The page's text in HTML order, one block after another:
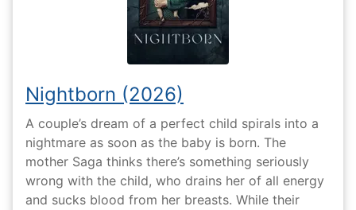
Nightborn (2026)
A couple’s dream of a perfect child spirals into a
nightmare as soon as the baby is born. The
mother Saga thinks there’s something seriously
wrong with the child, who drains her of all energy
and sucks blood from her breasts. While their